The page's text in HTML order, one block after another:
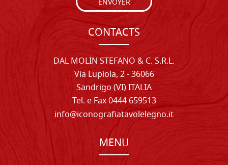
ENVOYER
CONTACTS
DAL MOLIN STEFANO & C. S.R.L.
Via Lupiola, 2 - 36066
Sandrigo (VI) ITALIA
Tel. e Fax 0444 659513
info@iconografiatavolelegno.it
MENU